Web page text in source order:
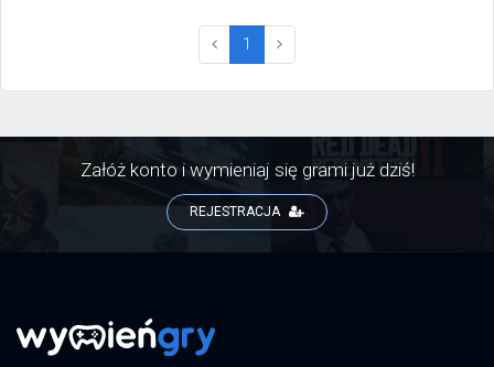
1 (current)
Załóż konto i wymieniaj się grami już dziś!
REJESTRACJA